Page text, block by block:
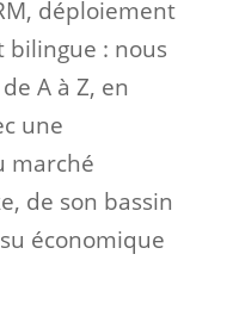
déploiement
bilingue : nous
A à Z, en
une
marché
de son bassin
économique